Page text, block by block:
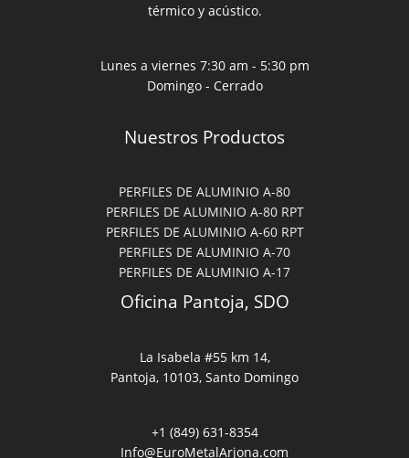
térmico y acústico.
Lunes a viernes 7:30 am - 5:30 pm
Domingo - Cerrado
Nuestros Productos
PERFILES DE ALUMINIO A-80
PERFILES DE ALUMINIO A-80 RPT
PERFILES DE ALUMINIO A-60 RPT
PERFILES DE ALUMINIO A-70
PERFILES DE ALUMINIO A-17
Oficina Pantoja, SDO
La Isabela #55 km 14,
Pantoja, 10103​, Santo Domingo
+1 (849) 631-8354
Info@EuroMetalArjona.com